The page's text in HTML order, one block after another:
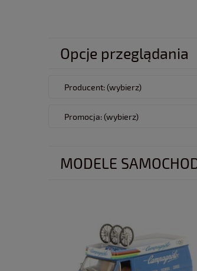
Opcje przeglądania
Producent: (wybierz)
Promocja: (wybierz)
MODELE